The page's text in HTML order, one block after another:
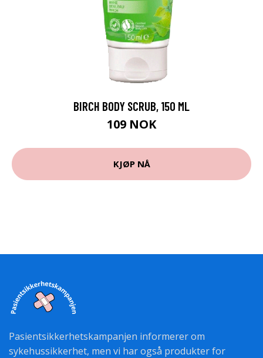
BIRCH BODY SCRUB, 150 ML
109 NOK
KJØP NÅ
Pasientsikkerhetskampanjen informerer om
sykehussikkerhet, men vi har også produkter for